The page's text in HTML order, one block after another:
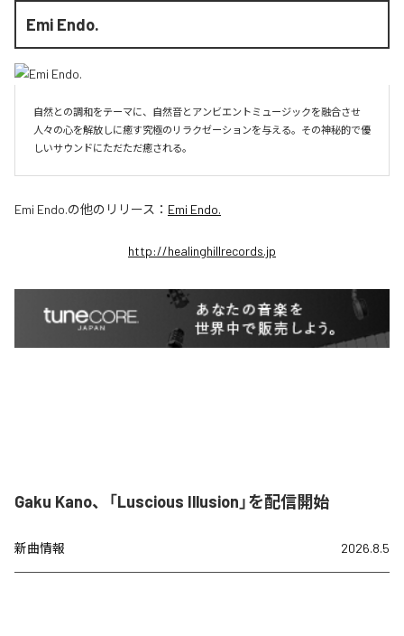
Emi Endo.
自然との調和をテーマに、自然音とアンビエントミュージックを融合させ
人々の心を解放しに癒す究極のリラクゼーションを与える。その神秘的で優
しいサウンドにただただ癒される。
Emi Endo.の他のリリース： Emi Endo.
http://healinghillrecords.jp
Gaku Kano、「Luscious Illusion」を配信開始
新曲情報 2026.8.5